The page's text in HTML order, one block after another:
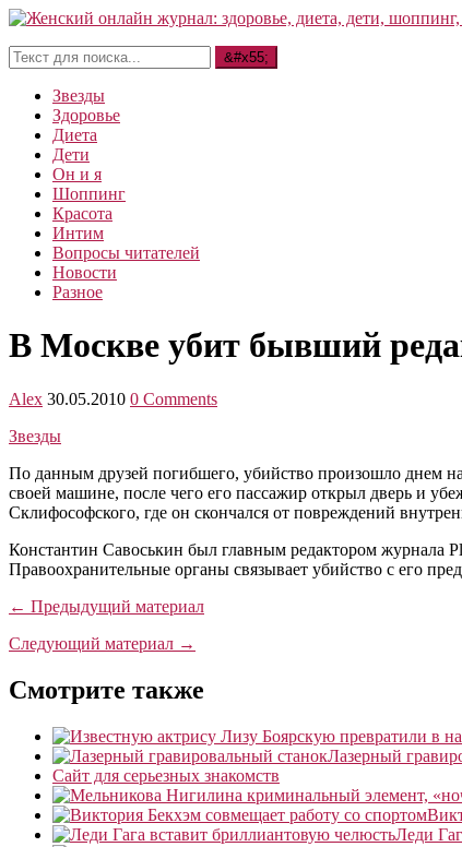
Звезды
Здоровье
Диета
Дети
Он и я
Шоппинг
Красота
Интим
Вопросы читателей
Новости
Разное
В Москве убит бывший
Alex 30.05.2010 0 Comments
Звезды
По данным друзей погибшего, убийство произошло днем
своей машине, после чего его пассажир открыл дверь и
Склифософского, где он скончался от повреждений
Константин Савоськин был главным редактором журнала
Правоохранительные органы связывает убийство с его
← Предыдущий материал
Следующий материал →
Смотрите также
Лазерный
Сайт для серьезных знакомств
Леди